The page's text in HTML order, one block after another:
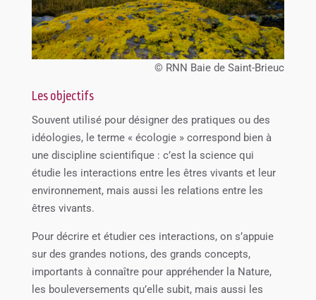
© RNN Baie de Saint-Brieuc
Les objectifs
Souvent utilisé pour désigner des pratiques ou des
idéologies, le terme « écologie » correspond bien à
une discipline scientifique : c’est la science qui
étudie les interactions entre les êtres vivants et leur
environnement, mais aussi les relations entre les
êtres vivants.
Pour décrire et étudier ces interactions, on s’appuie
sur des grandes notions, des grands concepts,
importants à connaître pour appréhender la Nature,
les bouleversements qu’elle subit, mais aussi les